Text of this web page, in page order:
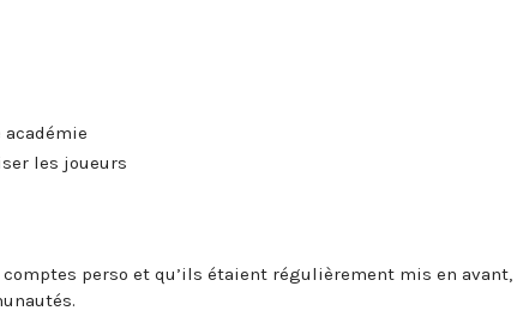
les joueurs
perso et qu’ils étaient régulièrement mis en avant,